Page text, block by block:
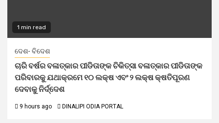
1 min read
ଦେଶ- ବିଦେଶ
ଚାରି ବର୍ଷର ବଳାତ୍କାର ପୀଡିତାଙ୍କ ଚିକିତ୍ସା ବଳାତ୍କାର ପୀଡିତାଙ୍କ
ପରିବାରକୁ ଯଥାକ୍ରମେ ୧୦ ଲକ୍ଷ ଏବଂ ୨ ଲକ୍ଷ କ୍ଷତିପୂରଣ
ଦେବାକୁ ନିର୍ଦ୍ଦେଶ
9 hours ago DINALIPI ODIA PORTAL